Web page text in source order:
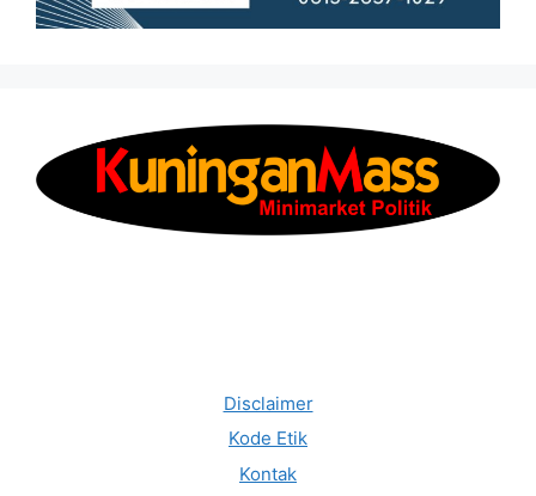
Disclaimer
Kode Etik
Kontak